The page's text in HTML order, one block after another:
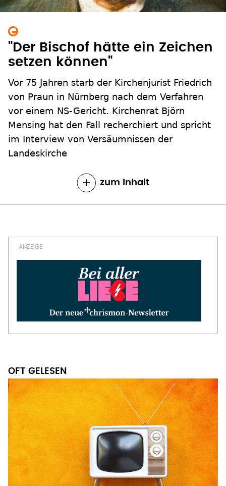
"Der Bischof hätte ein Zeichen
setzen können"
Vor 75 Jahren starb der Kirchenjurist Friedrich
von Praun in Nürnberg nach dem Verfahren
vor einem NS-Gericht. Kirchenrat Björn
Mensing hat den Fall recherchiert und spricht
im Interview von Versäumnissen der
Landeskirche
zum Inhalt
OFT GELESEN